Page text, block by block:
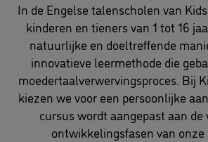
In de Engelse talenscholen van
kinderen en tieners van 1 tot 16
natuurlijke en doeltreffende
innovatieve leermethode die
moedertaalverwervingsproces. Bij
kiezen we voor een persoonlijke
cursus wordt aangepast aan
ontwikkelingsfasen van onze